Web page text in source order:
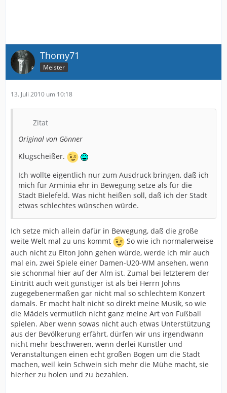
Thomy71
Meister
13. Juli 2010 um 10:18
Zitat
Original von Gönner
Klugscheißer.
Ich wollte eigentlich nur zum Ausdruck bringen, daß ich
mich für Arminia ehr in Bewegung setze als für die
Stadt Bielefeld. Was nicht heißen soll, daß ich der Stadt
etwas schlechtes wünschen würde.
Ich setze mich allein dafür in Bewegung, daß die große
weite Welt mal zu uns kommt
So wie ich normalerweise
auch nicht zu Elton John gehen würde, werde ich mir auch
mal ein, zwei Spiele einer Damen-U20-WM ansehen, wenn
sie schonmal hier auf der Alm ist. Zumal bei letzterem der
Eintritt auch weit günstiger ist als bei Herrn Johns
zugegebenermaßen gar nicht mal so schlechtem Konzert
damals. Er macht halt nicht so direkt meine Musik, so wie
die Mädels vermutlich nicht ganz meine Art von Fußball
spielen. Aber wenn sowas nicht auch etwas Unterstützung
aus der Bevölkerung erfährt, dürfen wir uns irgendwann
nicht mehr beschweren, wenn derlei Künstler und
Veranstaltungen einen echt großen Bogen um die Stadt
machen, weil kein Schwein sich mehr die Mühe macht, sie
hierher zu holen und zu bezahlen.